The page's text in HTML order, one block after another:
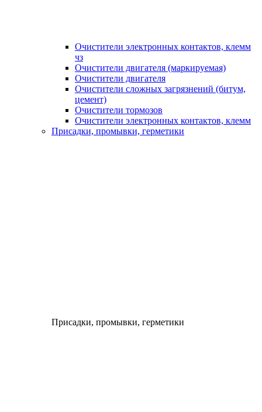
Очистители электронных контактов, клемм
чз
Очистители двигателя (маркируемая)
Очистители двигателя
Очистители сложных загрязнений (битум,
цемент)
Очистители тормозов
Очистители электронных контактов, клемм
Присадки, промывки, герметики
Присадки, промывки, герметики